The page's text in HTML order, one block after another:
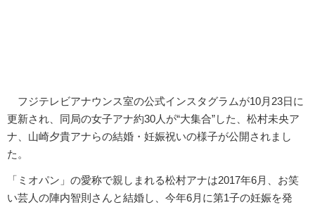
フジテレビアナウンス室の公式インスタグラムが10月23日に
更新され、同局の女子アナ約30人が“大集合”した、松村未央ア
ナ、山崎夕貴アナらの結婚・妊娠祝いの様子が公開されまし
た。
「ミオパン」の愛称で親しまれる松村アナは2017年6月、お笑
い芸人の陣内智則さんと結婚し、今年6月に第1子の妊娠を発